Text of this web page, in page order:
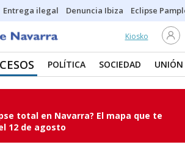
Entrega ilegal Denuncia Ibiza Eclipse
Kiosko
POLÍTICA SOCIEDAD UNIÓN
total en Navarra? El mapa que te
12 de agosto